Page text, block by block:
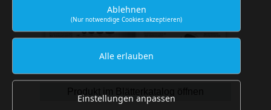
Ablehnen
(Nur notwendige Cookies akzeptieren)
Alle erlauben
Einstellungen anpassen